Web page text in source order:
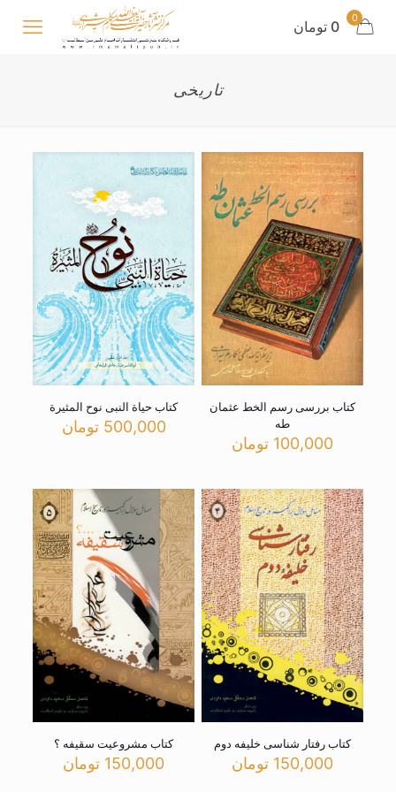
0 0 تومان
تاریخی
کتاب بررسی رسم الخط عثمان
طه
100,000 تومان
کتاب حیاة النبی نوح المثیرة
500,000 تومان
کتاب رفتار شناسی خلیفه دوم
150,000 تومان
کتاب مشروعیت سقیفه ؟
150,000 تومان